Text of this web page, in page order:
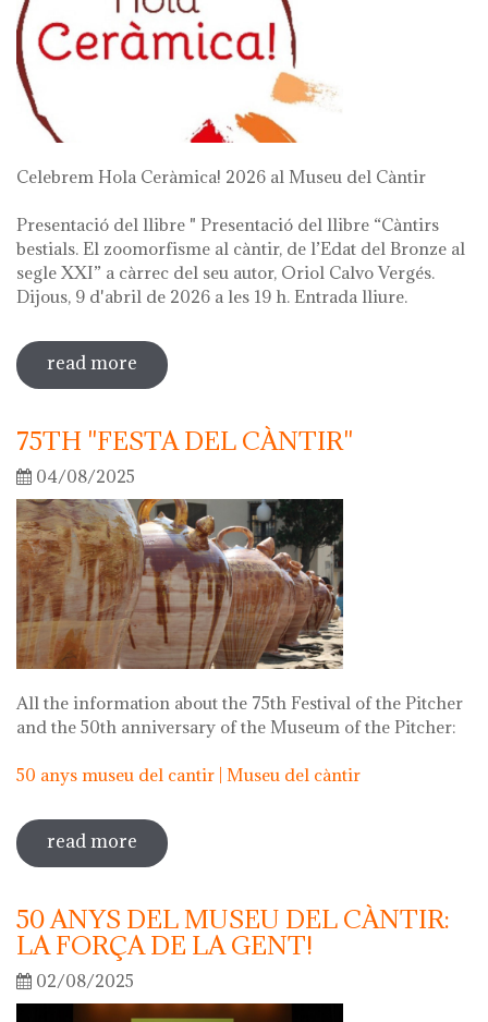
Celebrem Hola Ceràmica! 2026 al Museu del Càntir
Presentació del llibre " Presentació del llibre “Càntirs
bestials. El zoomorfisme al càntir, de l’Edat del Bronze al
segle XXI” a càrrec del seu autor, Oriol Calvo Vergés.
Dijous, 9 d'abril de 2026 a les 19 h. Entrada lliure.
read more sobre hola ceràmica! 2026
75TH "FESTA DEL CÀNTIR"
04/08/2025
All the information about the 75th Festival of the Pitcher
and the 50th anniversary of the Museum of the Pitcher:
50 anys museu del cantir | Museu del càntir
read more sobre 75th "festa del càntir"
50 ANYS DEL MUSEU DEL CÀNTIR:
LA FORÇA DE LA GENT!
02/08/2025